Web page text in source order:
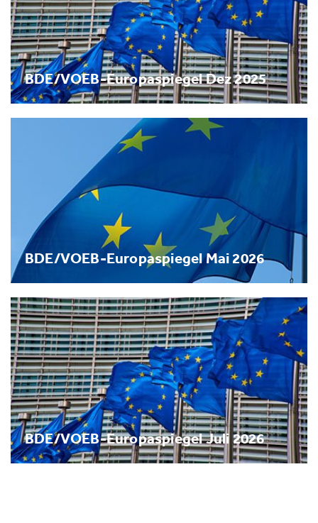
BDE/VOEB-Europaspiegel Dez 2025
BDE/VOEB-Europaspiegel Mai 2026
BDE/VOEB-Europaspiegel Juli 2026